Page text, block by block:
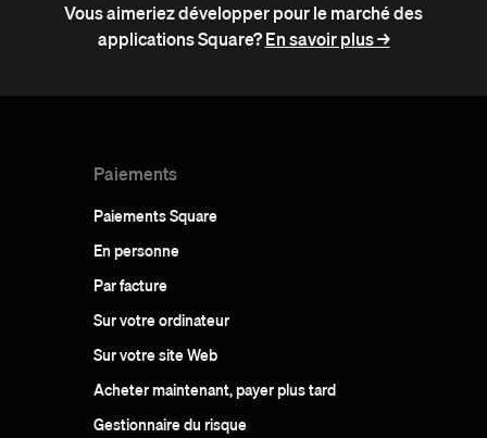
Vous aimeriez développer pour le marché des
applications Square? En savoir plus ->
Paiements
Paiements Square
En personne
Par facture
Sur votre ordinateur
Sur votre site Web
Acheter maintenant, payer plus tard
Gestionnaire du risque